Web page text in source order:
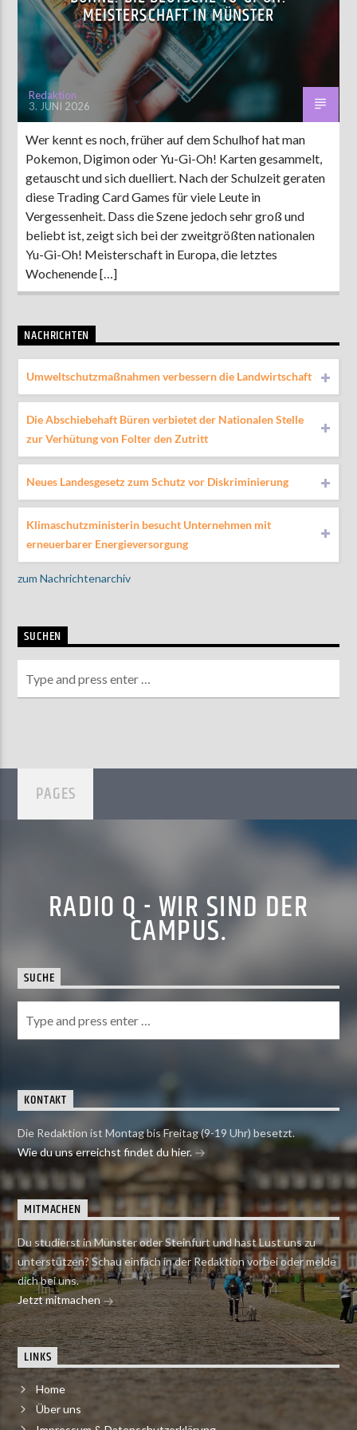
AKTUELLE SENDUNG
MOEBIUS
19:00 24:00
ZU HÖREN IN Münster 90,9 MHz Steinfurt103,9 MHz
EISTERSCHAFT IN MÜNSTER
Redaktion
3. JUNI 2026
Wer kennt es noch, früher auf dem Schulhof hat man
Pokemon, Digimon oder Yu-Gi-Oh! Karten gesammelt,
getauscht und sich duelliert. Nach der Schulzeit geraten
diese Trading Card Games für viele Leute in
Vergessenheit. Dass die Szene jedoch sehr groß und
beliebt ist, zeigt sich bei der zweitgrößten nationalen
Yu-Gi-Oh! Meisterschaft in Europa, die letztes
Wochenende […]
NACHRICHTEN
Umweltschutzmaßnahmen verbessern die Landwirtschaft
Die Abschiebehaft Büren verbietet der Nationalen Stelle
zur Verhütung von Folter den Zutritt
Neues Landesgesetz zum Schutz vor Diskriminierung
Klimaschutzministerin besucht Unternehmen mit
erneuerbarer Energieversorgung
zum Nachrichtenarchiv
SUCHEN
PAGES
RADIO Q - WIR SIND DER
CAMPUS.
SUCHE
KONTAKT
Die Redaktion ist Montag bis Freitag (9-19 Uhr) besetzt.
Wie du uns erreichst findet du hier.
MITMACHEN
Du studierst in Münster oder Steinfurt und hast Lust uns zu
unterstützen? Schau einfach in der Redaktion vorbei oder melde
dich bei uns.
Jetzt mitmachen
LINKS
Home
Über uns